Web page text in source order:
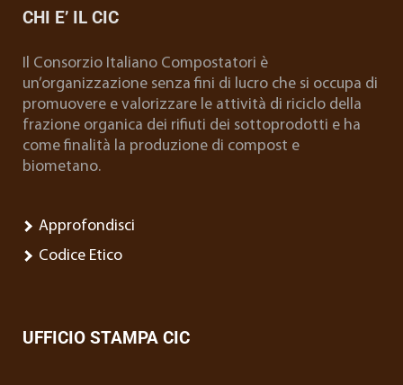
CHI E’ IL CIC
Il Consorzio Italiano Compostatori è
un’organizzazione senza fini di lucro che si occupa di
promuovere e valorizzare le attività di riciclo della
frazione organica dei rifiuti dei sottoprodotti e ha
come finalità la produzione di compost e
biometano.
Approfondisci
Codice Etico
UFFICIO STAMPA CIC